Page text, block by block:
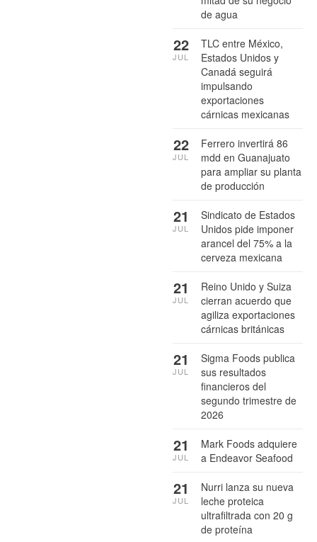
de agua
TLC entre México,
Estados Unidos y
Canadá seguirá
impulsando
exportaciones
cárnicas mexicanas
22
JUL
Ferrero invertirá 86
mdd en Guanajuato
para ampliar su planta
de producción
22
JUL
Sindicato de Estados
Unidos pide imponer
arancel del 75% a la
cerveza mexicana
21
JUL
Reino Unido y Suiza
cierran acuerdo que
agiliza exportaciones
cárnicas británicas
21
JUL
Sigma Foods publica
sus resultados
financieros del
segundo trimestre de
2026
21
JUL
Mark Foods adquiere
a Endeavor Seafood
21
JUL
Nurri lanza su nueva
leche proteica
ultrafiltrada con 20 g
de proteína
21
JUL